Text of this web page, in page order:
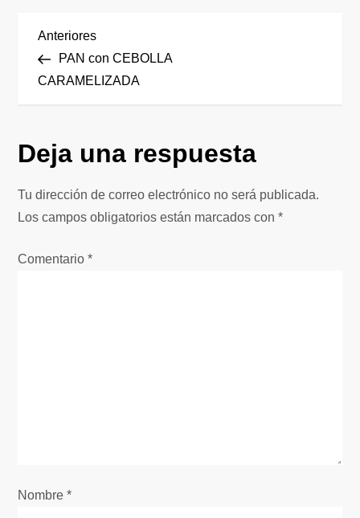
N
a
e
g
a
c
e
Entrada
anterior
Anteriores
PAN con CEBOLLA
CARAMELIZADA
Deja una respuesta
Tu dirección de correo electrónico no será publicada.
Los campos obligatorios están marcados con*
Comentario*
Nombre*